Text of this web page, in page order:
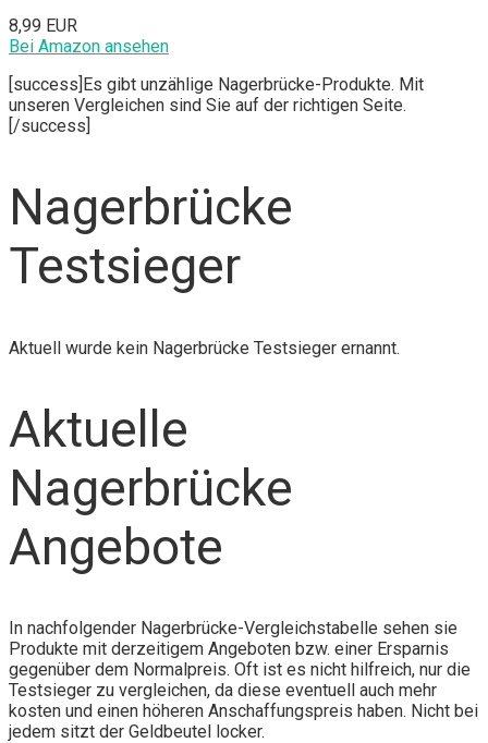
8,99 EUR
Bei Amazon ansehen
[success]Es gibt unzählige Nagerbrücke-Produkte. Mit
unseren Vergleichen sind Sie auf der richtigen Seite.
[/success]
Nagerbrücke
Testsieger
Aktuell wurde kein Nagerbrücke Testsieger ernannt.
Aktuelle
Nagerbrücke
Angebote
In nachfolgender Nagerbrücke-Vergleichstabelle sehen sie
Produkte mit derzeitigem Angeboten bzw. einer Ersparnis
gegenüber dem Normalpreis. Oft ist es nicht hilfreich, nur die
Testsieger zu vergleichen, da diese eventuell auch mehr
kosten und einen höheren Anschaffungspreis haben. Nicht bei
jedem sitzt der Geldbeutel locker.